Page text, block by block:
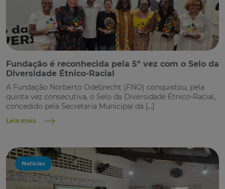
Fundação é reconhecida pela 5ª vez com o Selo da
Diversidade Étnico-Racial
A Fundação Norberto Odebrecht (FNO) conquistou, pela
quinta vez consecutiva, o Selo da Diversidade Étnico-Racial,
concedido pela Secretaria Municipal da […]
Leia mais
Notícias